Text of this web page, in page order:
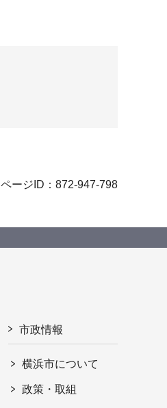
ページID：872-947-798
市政情報
横浜市について
政策・取組